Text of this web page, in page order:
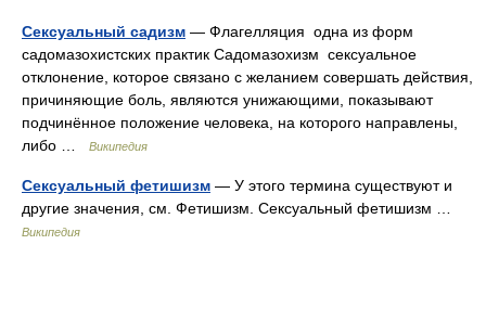
Сексуальный садизм — Флагелляция одна из форм
садомазохистских практик Садомазохизм сексуальное
отклонение, которое связано с желанием совершать действия,
причиняющие боль, являются унижающими, показывают
подчинённое положение человека, на которого направлены,
либо …
Википедия
Сексуальный фетишизм — У этого термина существуют и
другие значения, см. Фетишизм. Сексуальный фетишизм …
Википедия